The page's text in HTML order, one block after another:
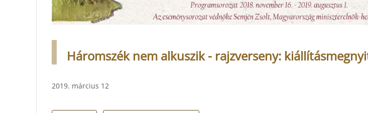
Háromszék nem alkuszik - rajzverseny:
2019. március 12